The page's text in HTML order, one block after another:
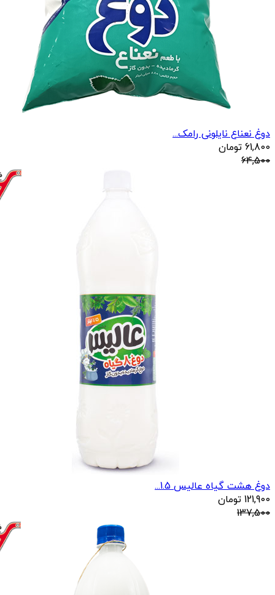
دوغ نعناع نایلونی رامک...
61,800 تومان
64,500
دوغ هشت گیاه عالیس 1.5...
121,900 تومان
137,500